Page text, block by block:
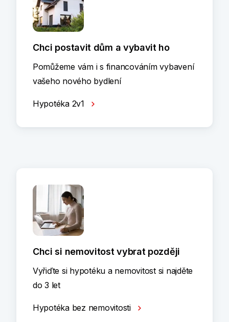
Chci postavit dům a vybavit ho
Pomůžeme vám i s financováním vybavení
vašeho nového bydlení
Hypotéka 2v1
Chci si nemovitost vybrat později
Vyřiďte si hypotéku a nemovitost si najděte
do 3 let
Hypotéka bez nemovitosti